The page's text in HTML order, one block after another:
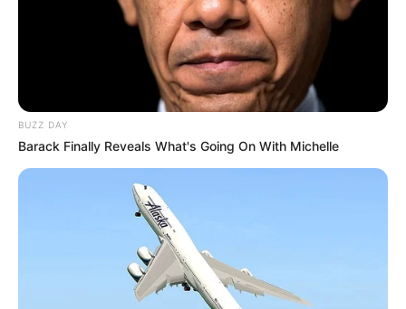
BUZZ DAY
Barack Finally Reveals What's Going On With Michelle